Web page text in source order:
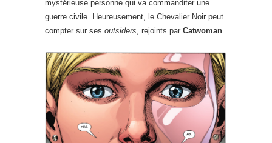
mystérieuse personne qui va commanditer une
guerre civile. Heureusement, le Chevalier Noir peut
compter sur ses outsiders, rejoints par Catwoman.